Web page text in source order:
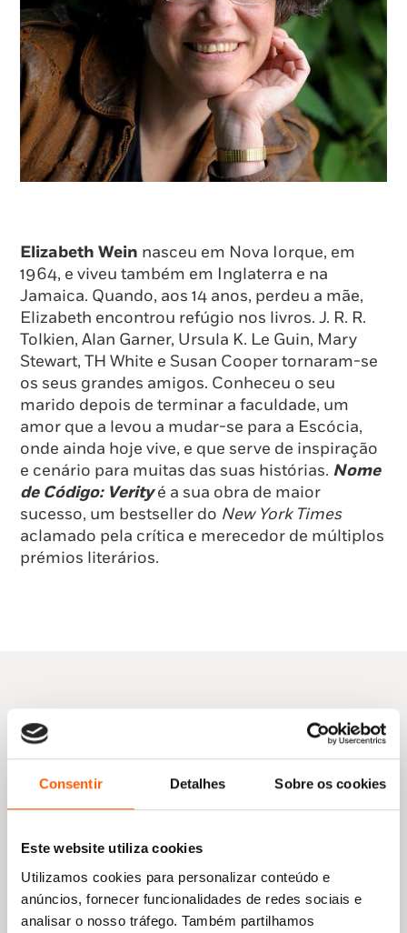
Consentir Detalhes Sobre os cookies
Este website utiliza cookies
Utilizamos cookies para personalizar conteúdo e
anúncios, fornecer funcionalidades de redes sociais e
analisar o nosso tráfego. Também partilhamos
Elizabeth Wein nasceu em Nova Iorque, em
1964, e viveu também em Inglaterra e na
Jamaica. Quando, aos 14 anos, perdeu a mãe,
Elizabeth encontrou refúgio nos livros. J. R. R.
Tolkien, Alan Garner, Ursula K. Le Guin, Mary
Stewart, TH White e Susan Cooper tornaram-se
os seus grandes amigos. Conheceu o seu
marido depois de terminar a faculdade, um
amor que a levou a mudar-se para a Escócia,
onde ainda hoje vive, e que serve de inspiração
e cenário para muitas das suas histórias. Nome
de Código: Verityé a sua obra de maior
sucesso, um bestseller do New York Times
aclamado pela crítica e merecedor de múltiplos
prémios literários.
Do mesmo autor
Nenhum resultado encontrado.